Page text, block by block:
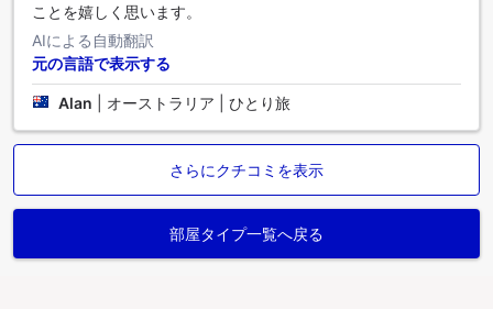
ことを嬉しく思います。
AIによる自動翻訳
元の言語で表示する
Alan オーストラリア | ひとり旅
さらにクチコミを表示
部屋タイプ一覧へ戻る